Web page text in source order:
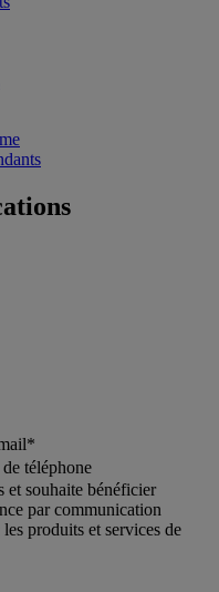
*
téléphone
et souhaite bénéficier
par communication
produits et services de